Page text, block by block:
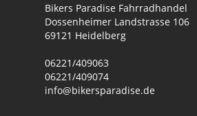
Bikers Paradise Fahrradhandel
Dossenheimer Landstrasse 106
69121 Heidelberg
06221/409063
06221/409074
info@bikersparadise.de